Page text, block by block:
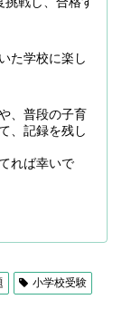
た学校に楽し
、普段の子育
、記録を残し
れば幸いで
小学校受験